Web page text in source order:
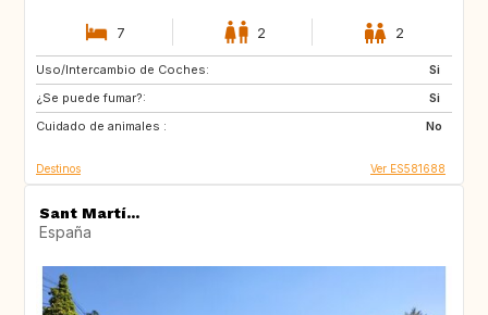
7 2 2
Uso/Intercambio de Coches:
Si
¿Se puede fumar?:
Si
Cuidado de animales :
No
US
AU
Destinos Ver ES581688
Sant Martí...
España